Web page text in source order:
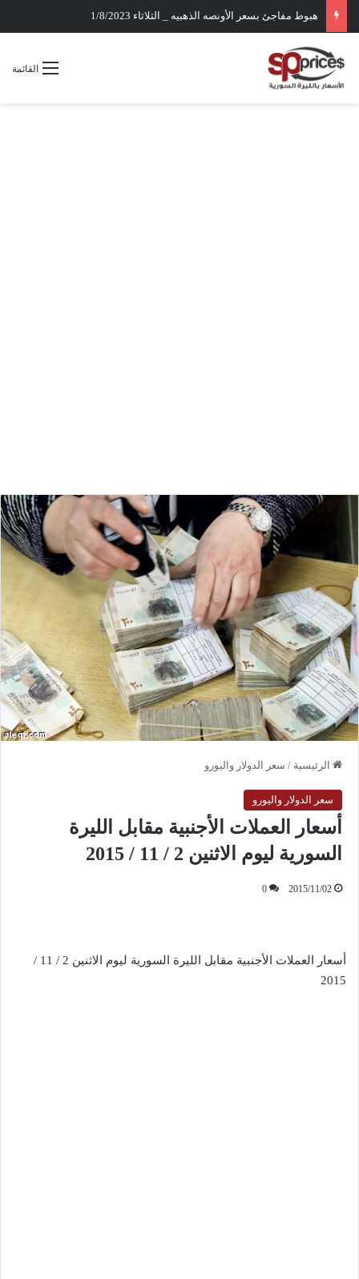
هبوط مفاجئ بسعر الأونصه الذهبيه _ الثلاثاء 1/8/2023
القائمة
الرئيسية / سعر الدولار واليورو
سعر الدولار واليورو
أسعار العملات الأجنبية مقابل الليرة
السورية ليوم الاثنين 2 / 11 / 2015
2015/11/02
0
أسعار العملات الأجنبية مقابل الليرة السورية ليوم الاثنين 2 / 11 /
2015